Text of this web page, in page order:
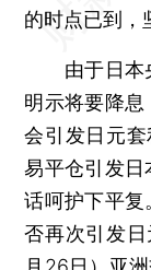
的时点已到，
由于日本央
明示将要降
会引发日元
易平仓引发
话呵护下平
否再次引发